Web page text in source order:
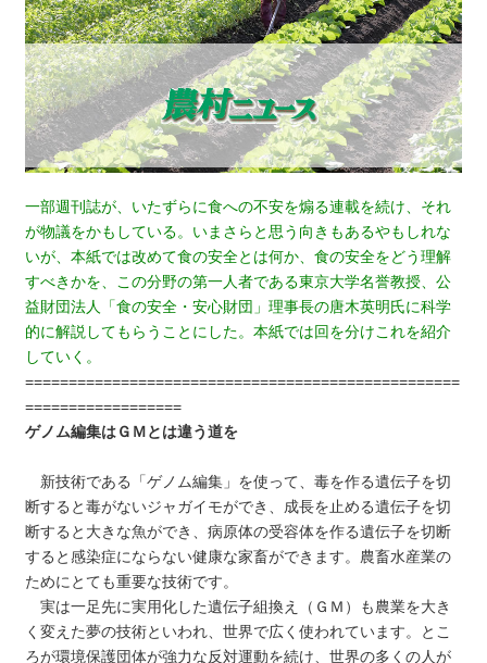
一部週刊誌が、いたずらに食への不安を煽る連載を続け、それ
が物議をかもしている。いまさらと思う向きもあるやもしれな
いが、本紙では改めて食の安全とは何か、食の安全をどう理解
すべきかを、この分野の第一人者である東京大学名誉教授、公
益財団法人「食の安全・安心財団」理事長の唐木英明氏に科学
的に解説してもらうことにした。本紙では回を分けこれを紹介
していく。
==================================================
==================
ゲノム編集はＧＭとは違う道を
新技術である「ゲノム編集」を使って、毒を作る遺伝子を切
断すると毒がないジャガイモができ、成長を止める遺伝子を切
断すると大きな魚ができ、病原体の受容体を作る遺伝子を切断
すると感染症にならない健康な家畜ができます。農畜水産業の
ためにとても重要な技術です。
実は一足先に実用化した遺伝子組換え（ＧＭ）も農業を大き
く変えた夢の技術といわれ、世界で広く使われています。とこ
ろが環境保護団体が強力な反対運動を続け、世界の多くの人が